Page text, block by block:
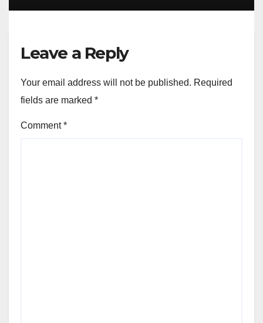
Leave a Reply
Your email address will not be published. Required
fields are marked *
Comment*